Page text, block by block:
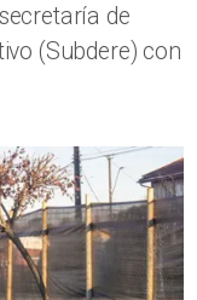
de
(Subdere) con